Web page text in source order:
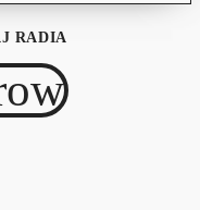
RADIA